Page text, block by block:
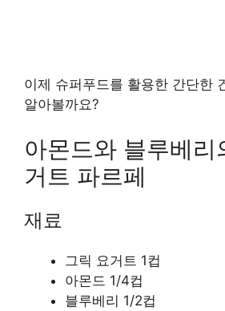
이제 슈퍼푸드를 활용한 간단한
알아볼까요?
아몬드와 블루베리
거트 파르페
재료
그릭 요거트 1컵
아몬드 1/4컵
블루베리 1/2컵